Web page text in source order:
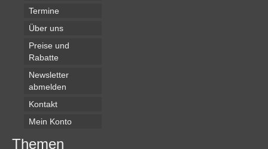
Termine
Über uns
Preise und
Rabatte
Newsletter
abmelden
Kontakt
Mein Konto
Themen